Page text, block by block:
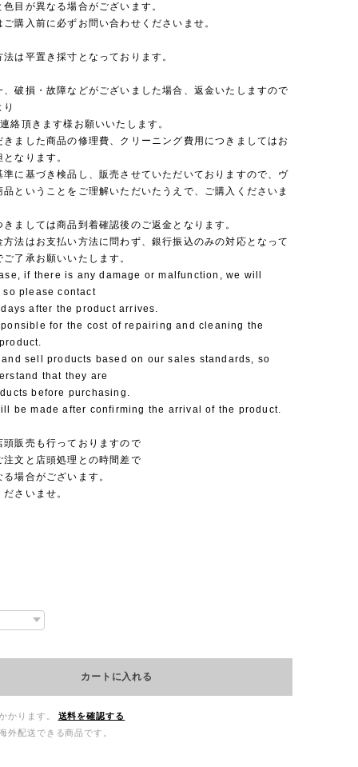
目が異なる場合がございます。
購入前に必ずお問い合わせくださいませ。
は平置き採寸となっております。
、破損・故障などがございました場合、返金いたしますので
絡頂きます様お願いいたします。
きました商品の修理費、クリーニング費用につきましてはお
なります。
準に基づき検品し、販売させていただいておりますので、ヴ
品ということをご理解いただいたうえで、ご購入くださいま
ましては商品到着確認後のご返金となります。
方法はお支払い方法に問わず、銀行振込のみの対応となって
了承お願いいたします。
if there is any damage or malfunction, we will
so please contact
after the product arrives.
for the cost of repairing and cleaning the
sell products based on our sales standards, so
that they are
before purchasing.
be made after confirming the arrival of the product.
販売も行っておりますので
注文と店頭処理との時間差で
場合がございます。
さいませ。
カートに入れる
かります。
送料を確認する
外配送できる商品です。